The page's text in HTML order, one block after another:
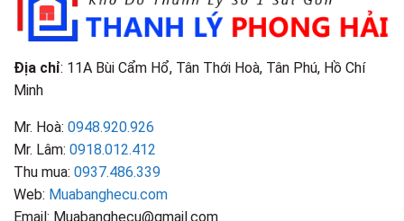
Nhận
Biết
Địa chỉ: 11A Bùi Cẩm Hổ, Tân Thới Hoà, Tân Phú, Hồ Chí
Minh
Mr. Hoà: 0948.920.926
Mr. Lâm: 0918.012.412
Thu mua: 0937.486.339
Web: Muabanghecu.com
Email: Muabanghecu@gmail.com